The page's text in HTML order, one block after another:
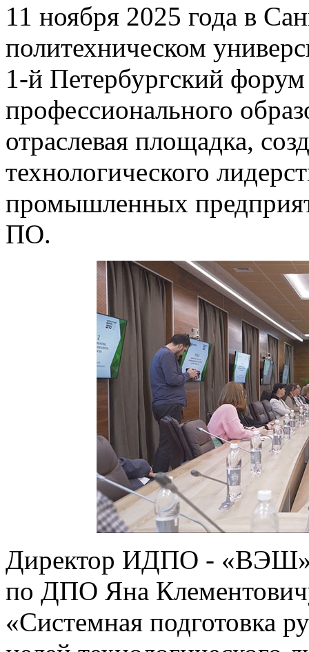
11 ноября 2025 года в
политехническом
1-й Петербургский
профессионального
отраслевая площадка,
технологического
промышленных
ПО.
Директор ИДПО -
по ДПО Яна
«Системная подготовка